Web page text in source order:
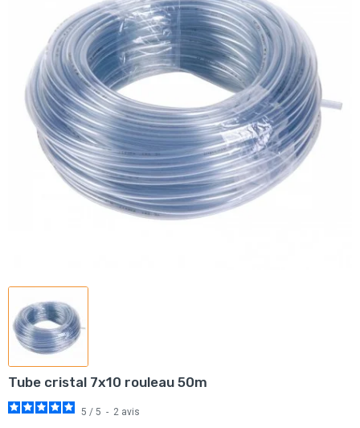
Tube cristal 7x10 rouleau 50m
5 / 5 - 2 avis